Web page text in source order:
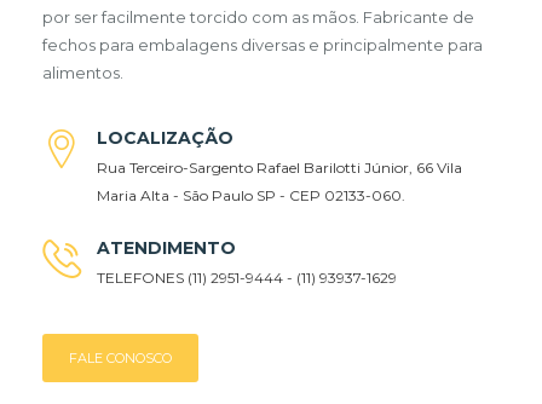
por ser facilmente torcido com as mãos. Fabricante de
fechos para embalagens diversas e principalmente para
alimentos.
LOCALIZAÇÃO
Rua Terceiro-Sargento Rafael Barilotti Júnior, 66 Vila
Maria Alta - São Paulo SP - CEP 02133-060.
ATENDIMENTO
TELEFONES (11) 2951-9444 - (11) 93937-1629
FALE CONOSCO